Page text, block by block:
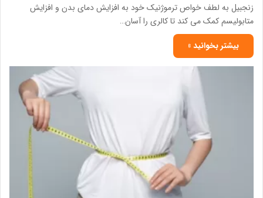
زنجبیل به لطف خواص ترموژنیک خود به افزایش دمای بدن و افزایش
متابولیسم کمک می کند تا کالری را آسان…
بیشتر بخوانید »